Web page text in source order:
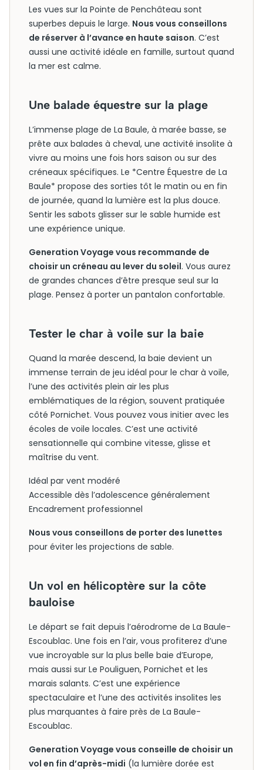
Les vues sur la Pointe de Penchâteau sont
superbes depuis le large. Nous vous conseillons
de réserver à l’avance en haute saison. C’est
aussi une activité idéale en famille, surtout quand
la mer est calme.
Une balade équestre sur la plage
L’immense plage de La Baule, à marée basse, se
prête aux balades à cheval, une activité insolite à
vivre au moins une fois hors saison ou sur des
créneaux spécifiques. Le *Centre Équestre de La
Baule* propose des sorties tôt le matin ou en fin
de journée, quand la lumière est la plus douce.
Sentir les sabots glisser sur le sable humide est
une expérience unique.
Generation Voyage vous recommande de
choisir un créneau au lever du soleil. Vous aurez
de grandes chances d’être presque seul sur la
plage. Pensez à porter un pantalon confortable.
Tester le char à voile sur la baie
Quand la marée descend, la baie devient un
immense terrain de jeu idéal pour le char à voile,
l’une des activités plein air les plus
emblématiques de la région, souvent pratiquée
côté Pornichet. Vous pouvez vous initier avec les
écoles de voile locales. C’est une activité
sensationnelle qui combine vitesse, glisse et
maîtrise du vent.
Idéal par vent modéré
Accessible dès l’adolescence généralement
Encadrement professionnel
Nous vous conseillons de porter des lunettes
pour éviter les projections de sable.
Un vol en hélicoptère sur la côte
bauloise
Le départ se fait depuis l’aérodrome de La Baule-
Escoublac. Une fois en l’air, vous profiterez d’une
vue incroyable sur la plus belle baie d’Europe,
mais aussi sur Le Pouliguen, Pornichet et les
marais salants. C’est une expérience
spectaculaire et l’une des activités insolites les
plus marquantes à faire près de La Baule-
Escoublac.
Generation Voyage vous conseille de choisir un
vol en fin d’après-midi (la lumière dorée est